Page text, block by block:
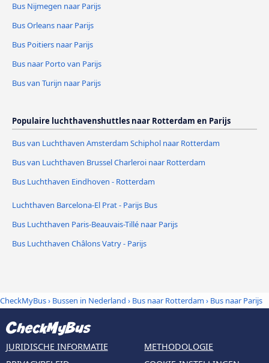
Bus Nijmegen naar Parijs
Bus Orleans naar Parijs
Bus Poitiers naar Parijs
Bus naar Porto van Parijs
Bus van Turijn naar Parijs
Populaire luchthavenshuttles naar Rotterdam en Parijs
Bus van Luchthaven Amsterdam Schiphol naar Rotterdam
Bus van Luchthaven Brussel Charleroi naar Rotterdam
Bus Luchthaven Eindhoven - Rotterdam
Luchthaven Barcelona-El Prat - Parijs Bus
Bus Luchthaven Paris-Beauvais-Tillé naar Parijs
Bus Luchthaven Châlons Vatry - Parijs
CheckMyBus› Bussen in Nederland › Bus naar Rotterdam › Bus naar Parijs
JURIDISCHE INFORMATIE
METHODOLOGIE